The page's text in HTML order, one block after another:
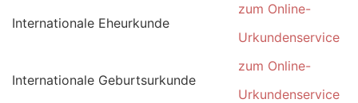
Internationale Eheurkunde
zum Online-
Urkundenservice
Internationale Geburtsurkunde
zum Online-
Urkundenservice